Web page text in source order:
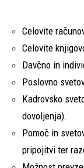
Celovite
Celovite
Davčno in
Poslovno
Kadrovsko
dovoljenja).
Pomoč in
pripojitvi ter